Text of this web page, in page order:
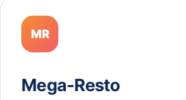
MR
Mega-Resto